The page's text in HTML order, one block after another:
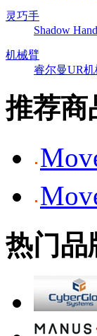
灵巧手
Shadow Hand
机械臂
睿尔曼UR
推荐商
热门品